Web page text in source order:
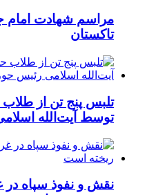
مراسم شهادت امام
تاکستان
تلبس پنج تن از
توسط آیت‌الله
نقش و نفوذ سپاه در